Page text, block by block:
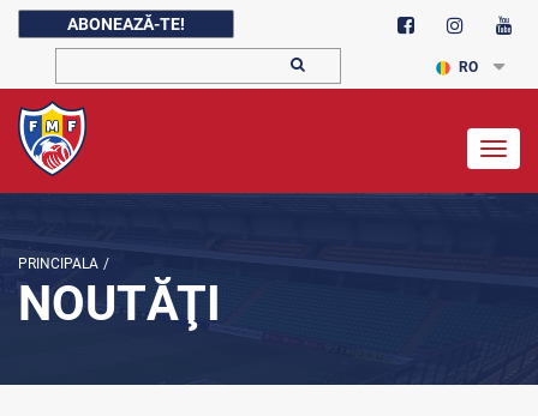
ABONEAZĂ-TE!
RO
PRINCIPALA /
NOUTĂŢI